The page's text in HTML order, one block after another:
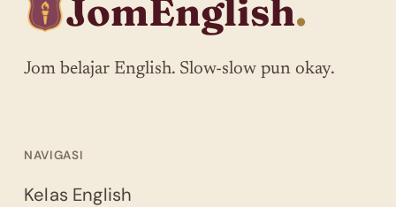
JomEnglish.
Jom belajar English. Slow-slow pun okay.
NAVIGASI
Kelas English